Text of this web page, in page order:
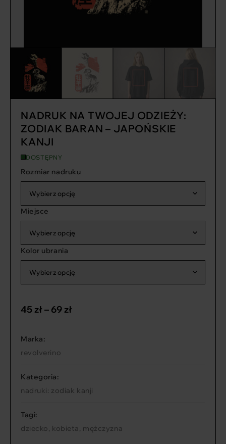
NADRUK NA TWOJEJ ODZIEŻY:
ZODIAK BARAN – JAPOŃSKIE
KANJI
DOSTĘPNY
45 zł – 69 zł
Rozmiar nadruku
Wybierz opcję
Miejsce
Wybierz opcję
Kolor ubrania
Wybierz opcję
Marka:
revolverino
Kategoria:
nadruki: zodiak kanji
Tagi:
dziecko, kobieta, mężczyzna